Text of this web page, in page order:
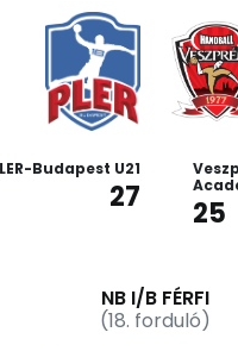
Budapest U21
27 25
NB I/B FÉRFI
(18. forduló)